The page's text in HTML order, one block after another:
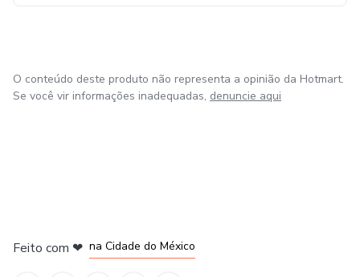
O conteúdo deste produto não representa a opinião da Hotmart.
Se você vir informações inadequadas, denuncie aqui
Feito com ❤ na Cidade do México